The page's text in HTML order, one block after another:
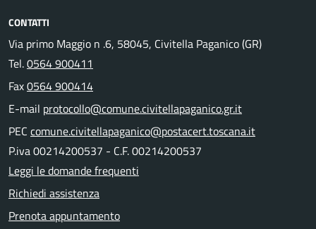
CONTATTI
Via primo Maggio n .6, 58045, Civitella Paganico (GR)
Tel.0564 900411
Fax0564 900414
E-mail protocollo@comune.civitellapaganico.gr.it
PEC comune.civitellapaganico@postacert.toscana.it
P.iva 00214200537 - C.F. 00214200537
Leggi le domande frequenti
Richiedi assistenza
Prenota appuntamento